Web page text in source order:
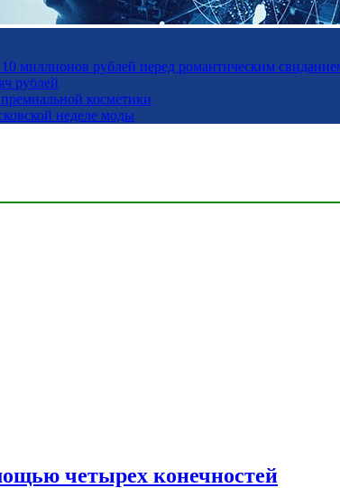
миллионов рублей перед романтическим
рублей
косметики
неделе моды
четырех конечностей